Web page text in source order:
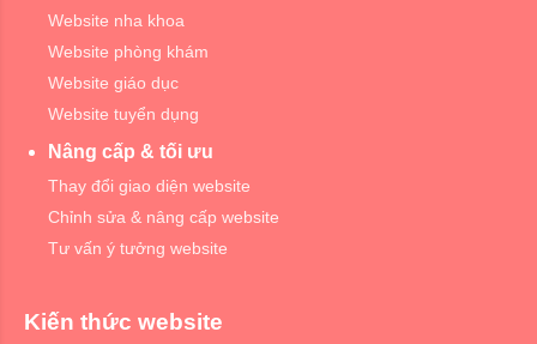
Website nha khoa
Website phòng khám
Website giáo dục
Website tuyển dụng
Nâng cấp & tối ưu
Thay đổi giao diện website
Chỉnh sửa & nâng cấp website
Tư vấn ý tưởng website
Kiến thức website